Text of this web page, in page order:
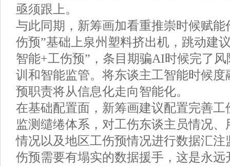
亟须跟上。
与此同期，新筹画加看重推崇时候赋能
伤预”基础上泉州塑料挤出机，跳动建
智能+工伤预”，条目期骗AI时候完了
训和智能监管。将东谈主工智能时候
预职责将从信息化走向智能化。
在基础配置面，新筹画建议配置完善
监测缱绻体系，对工伤东谈主员情况
情况以及地区工伤预情况进行数据汇
伤预需要有塌实的数据援手，这是永